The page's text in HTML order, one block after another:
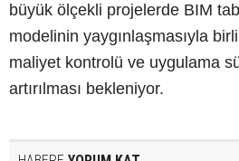
büyük ölçekli projelerde BIM
modelinin yaygınlaşmasıyla
maliyet kontrolü ve uygulama
artırılması bekleniyor.